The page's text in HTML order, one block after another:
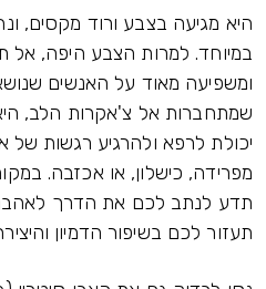
היא מגיעה בצבע ורוד מקסים,
במיוחד. למרות הצבע היפה, אל
ומשפיעה מאוד על האנשים
שמתחברות אל צ'אקרות הלב,
יכולת לרפא ולהרגיע רגשות של
מפרידה, כישלון, או אכזבה.
תדע לנתב לכם את הדרך לאהבה
תעזור לכם בשיפור הדמיון